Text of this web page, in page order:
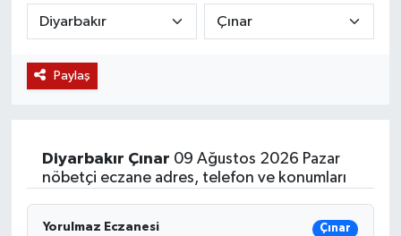
Paylaş
Diyarbakır Çınar 09 Ağustos 2026 Pazar
nöbetçi eczane adres, telefon ve konumları
Yorulmaz Eczanesi Çınar
KÜLTÜR SANAT
YAŞAM
SARIGÖL
SARUHANLI
KIRKAĞAÇ
KÖPRÜBAŞI
KULA
SARIGÖL
EKONOMİ
EĞİTİM
SPOR